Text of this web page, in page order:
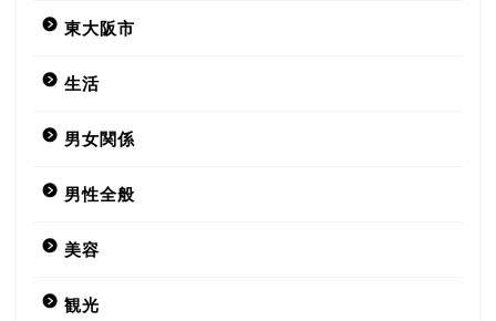
東大阪市
生活
男女関係
男性全般
美容
観光